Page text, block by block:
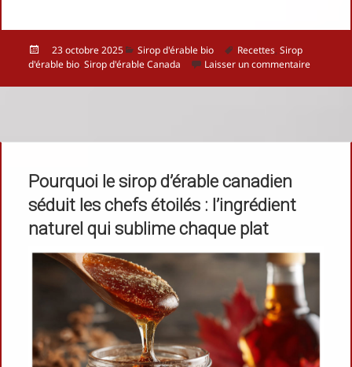
Publié
le
23 octobre 2025 Catégories
Sirop d'érable bio
Mots-
clés
Recettes,Sirop
d'érable bio,Sirop d'érable Canada Laisser un commentairesur Le
Pourquoi le sirop d’érable canadien
séduit les chefs étoilés : l’ingrédient
naturel qui sublime chaque plat